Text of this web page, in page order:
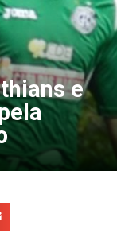
e segue na briga
e